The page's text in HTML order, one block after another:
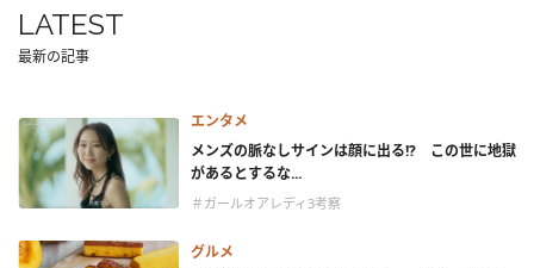
LATEST
最新の記事
エンタメ
メンズの脈なしサインは顔に出る!? この世に地獄
があるとするな...
＃ガールオアレディ3考察
グルメ